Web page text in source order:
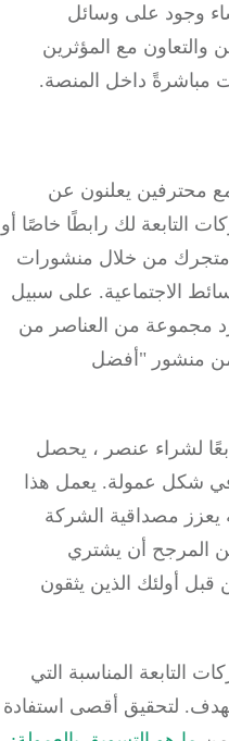
على وسائل
مع المؤثرين
داخل المنصة.
يعلنون عن
لك رابطًا خاصًا أو
من خلال منشورات
الاجتماعية.على سبيل
من العناصر من
"أفضل
لشراء عنصر ، يحصل
شكل عمولة.يعمل هذا
مصداقية الشركة
أن يشتري
أولئك الذين يثقون
المناسبة التي
لتحقيق أقصى استفادة